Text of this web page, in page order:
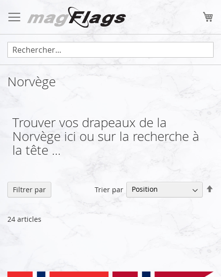
au
contenu
Norvège
Trouver vos drapeaux de la
Norvège ici ou sur la recherche à
la tête ...
24 articles
Trier par
Filtrer par